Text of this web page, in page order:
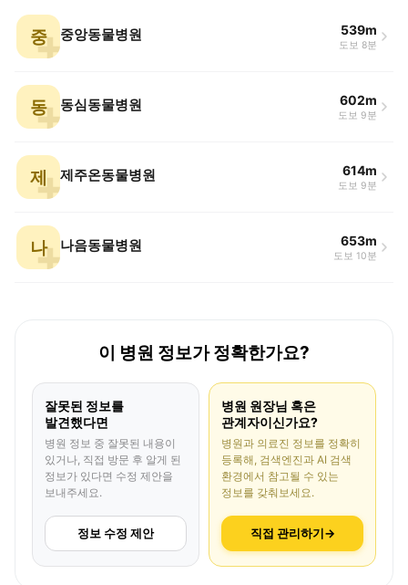
중 중앙동물병원 539m
도보 8분
동 동심동물병원 602m
도보 9분
제 제주온동물병원 614m
도보 9분
나 나음동물병원 653m
도보 10분
이 병원 정보가 정확한가요?
잘못된 정보를
발견했다면
병원 정보 중 잘못된 내용이
있거나, 직접 방문 후 알게 된
정보가 있다면 수정 제안을
보내주세요.
정보 수정 제안
병원 원장님 혹은
관계자이신가요?
병원과 의료진 정보를 정확히
등록해, 검색엔진과 AI 검색
환경에서 참고될 수 있는
정보를 갖춰보세요.
직접 관리하기→